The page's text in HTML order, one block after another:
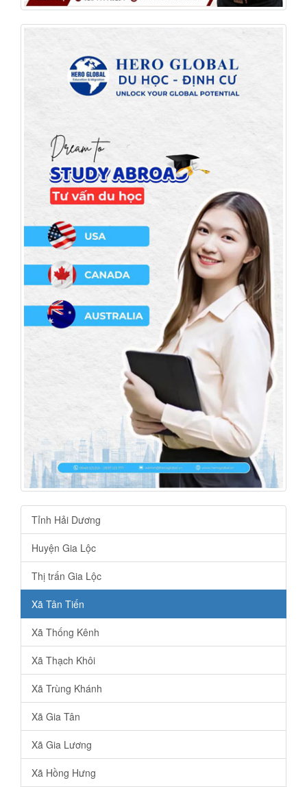
Tỉnh Hải Dương
Huyện Gia Lộc
Thị trấn Gia Lộc
Xã Tân Tiến
Xã Thống Kênh
Xã Thạch Khôi
Xã Trùng Khánh
Xã Gia Tân
Xã Gia Lương
Xã Hồng Hưng